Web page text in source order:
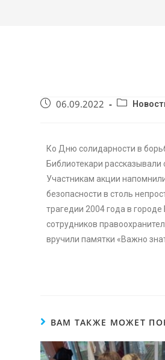
06.09.2022
Ко Дню солидарности в
Библиотекари рассказывали
Участникам акции
безопасности в столь
трагедии 2004 года в
сотрудников
вручили памятки «Важно
ВАМ ТАКЖЕ МОЖЕТ